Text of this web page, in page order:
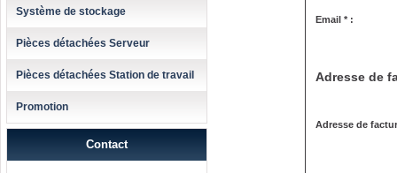
Système de stockage
Pièces détachées Serveur
Pièces détachées Station de travail
Promotion
Contact
Email * :
Adresse de
Adresse de